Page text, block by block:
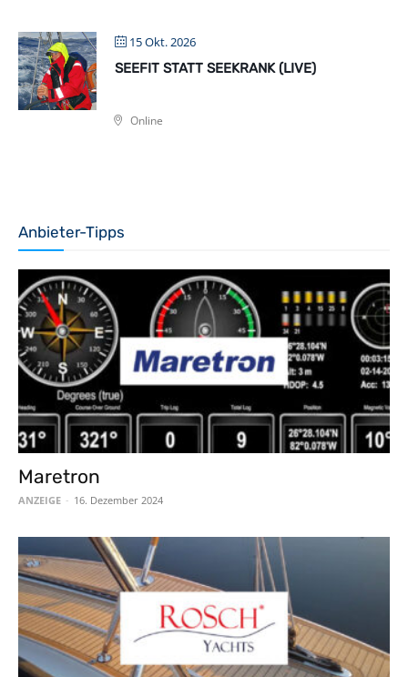
15 Okt. 2026
SEEFIT STATT SEEKRANK (LIVE)
Online
Anbieter-Tipps
Maretron
ANZEIGE - 16. Dezember 2024